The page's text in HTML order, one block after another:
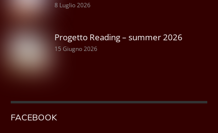
8 Luglio 2026
Progetto Reading – summer 2026
15 Giugno 2026
FACEBOOK